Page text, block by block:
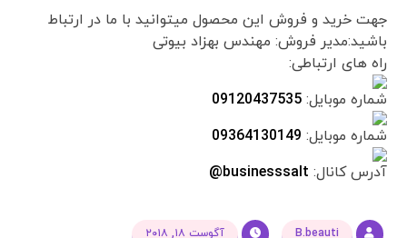
جهت خرید و فروش این محصول میتوانید با ما در ارتباط
باشید:مدیر فروش: مهندس بهزاد بیوتی
راه های ارتباطی:
شماره موبایل:09120437535
شماره موبایل: 09364130149
آدرس کانال: businesssalt@
B.beauti آگوست ۱۸, ۲۰۱۸